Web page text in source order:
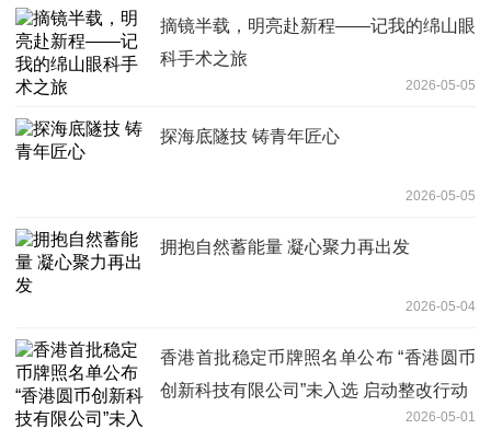
摘镜半载，明亮赴新程——记我的绵山眼
科手术之旅
2026-05-05
探海底隧技 铸青年匠心
2026-05-05
拥抱自然蓄能量 凝心聚力再出发
2026-05-04
香港首批稳定币牌照名单公布 “香港圆币
创新科技有限公司”未入选 启动整改行动
2026-05-01